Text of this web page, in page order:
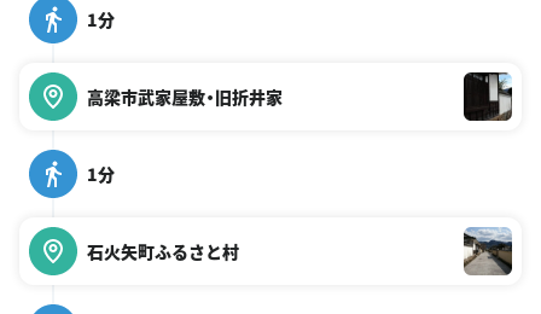
1分
高梁市武家屋敷・旧折井家
1分
石火矢町ふるさと村